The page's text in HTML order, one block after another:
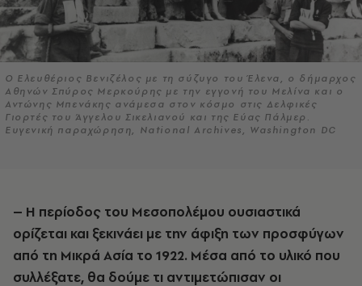
O Ελευθέριος Βενιζέλος με τη σύζυγο του Έλενα, ο δήμαρχος
Αθηνών Σπύρος Μερκούρης με την εγγονή του Μελίνα και ο
Αντώνης Μπενάκης ανάμεσα στον κόσμο στις Δελφικές
Γιορτές του Άγγελου Σικελιανού και της Εύας Πάλμερ.
Ευγενική παραχώρηση, National Archives, Washington DC
– Η περίοδος του Μεσοπολέμου ουσιαστικά
ορίζεται και ξεκινάει με την άφιξη των προσφύγων
από τη Μικρά Ασία το 1922. Μέσα από το υλικό που
συλλέξατε, θα δούμε τι αντιμετώπισαν οι